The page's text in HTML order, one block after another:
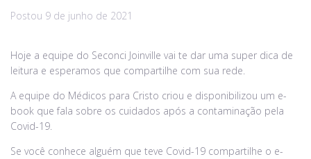
Postou 9 de junho de 2021
Hoje a equipe do Seconci Joinville vai te dar uma super dica de
leitura e esperamos que compartilhe com sua rede.
A equipe do Médicos para Cristo criou e disponibilizou um e-
book que fala sobre os cuidados após a contaminação pela
Covid-19.
Se você conhece alguém que teve Covid-19 compartilhe o e-